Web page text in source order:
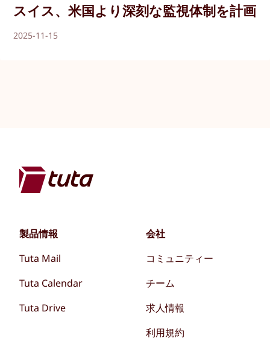
スイス、米国より深刻な監視体制を計画
2025-11-15
製品情報
Tuta Mail
Tuta Calendar
Tuta Drive
会社
コミュニティー
チーム
求人情報
利用規約